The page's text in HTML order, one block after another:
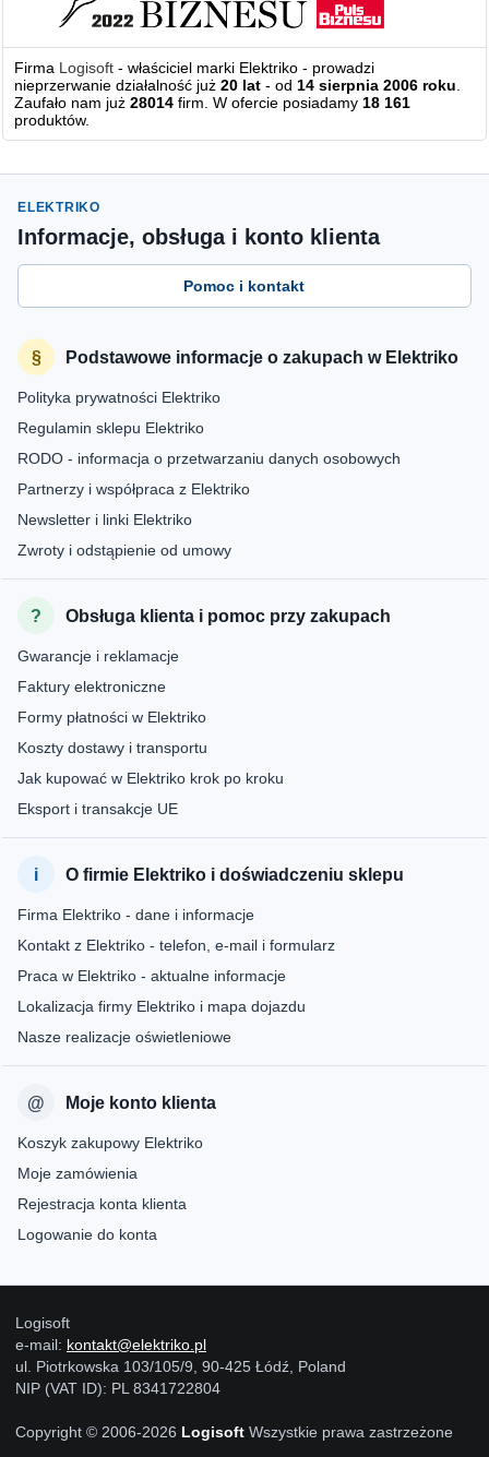
Firma Logisoft - właściciel marki Elektriko - prowadzi
nieprzerwanie działalność już20 lat - od14 sierpnia 2006 roku.
Zaufało nam już28014 firm. W ofercie posiadamy18 161
produktów.
ELEKTRIKO
Informacje, obsługa i konto klienta
Pomoc i kontakt
Podstawowe informacje o zakupach w Elektriko
Polityka prywatności Elektriko
Regulamin sklepu Elektriko
RODO - informacja o przetwarzaniu danych osobowych
Partnerzy i współpraca z Elektriko
Newsletter i linki Elektriko
Zwroty i odstąpienie od umowy
Obsługa klienta i pomoc przy zakupach
Gwarancje i reklamacje
Faktury elektroniczne
Formy płatności w Elektriko
Koszty dostawy i transportu
Jak kupować w Elektriko krok po kroku
Eksport i transakcje UE
O firmie Elektriko i doświadczeniu sklepu
Firma Elektriko - dane i informacje
Kontakt z Elektriko - telefon, e-mail i formularz
Praca w Elektriko - aktualne informacje
Lokalizacja firmy Elektriko i mapa dojazdu
Nasze realizacje oświetleniowe
Moje konto klienta
Koszyk zakupowy Elektriko
Moje zamówienia
Rejestracja konta klienta
Logowanie do konta
Logisoft
e-mail: kontakt@elektriko.pl
ul. Piotrkowska 103/105/9, 90-425 Łódź, Poland
NIP (VAT ID): PL 8341722804
Copyright © 2006-2026 Logisoft Wszystkie prawa zastrzeżone